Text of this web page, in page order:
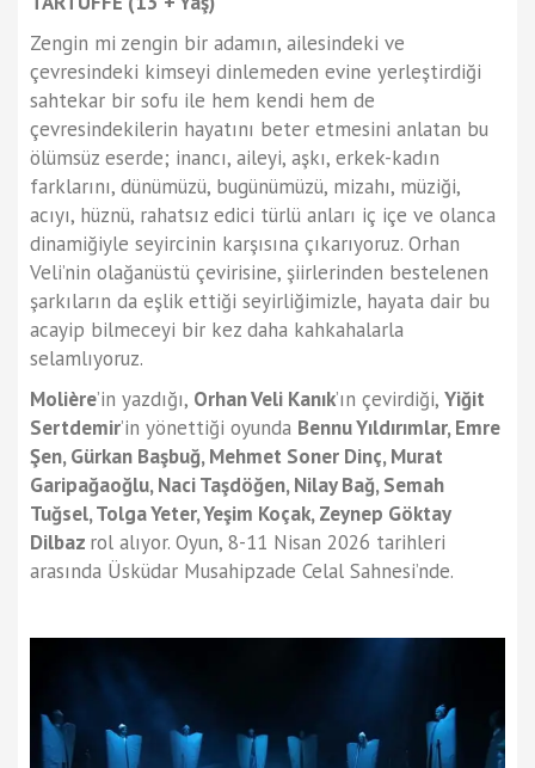
Zengin mi zengin bir adamın, ailesindeki ve
çevresindeki kimseyi dinlemeden evine yerleştirdiği
sahtekar bir sofu ile hem kendi hem de
çevresindekilerin hayatını beter etmesini anlatan bu
ölümsüz eserde; inancı, aileyi, aşkı, erkek-kadın
farklarını, dünümüzü, bugünümüzü, mizahı, müziği,
acıyı, hüznü, rahatsız edici türlü anları iç içe ve olanca
dinamiğiyle seyircinin karşısına çıkarıyoruz. Orhan
Veli’nin olağanüstü çevirisine, şiirlerinden bestelenen
şarkıların da eşlik ettiği seyirliğimizle, hayata dair bu
acayip bilmeceyi bir kez daha kahkahalarla
selamlıyoruz.
Molière’in yazdığı, Orhan Veli Kanık’ın çevirdiği, Yiğit
Sertdemir’in yönettiği oyunda Bennu Yıldırımlar, Emre
Şen, Gürkan Başbuğ, Mehmet Soner Dinç, Murat
Garipağaoğlu, Naci Taşdöğen, Nilay Bağ, Semah
Tuğsel, Tolga Yeter, Yeşim Koçak, Zeynep Göktay
Dilbaz rol alıyor. Oyun, 8-11 Nisan 2026 tarihleri
arasında Üsküdar Musahipzade Celal Sahnesi’nde.